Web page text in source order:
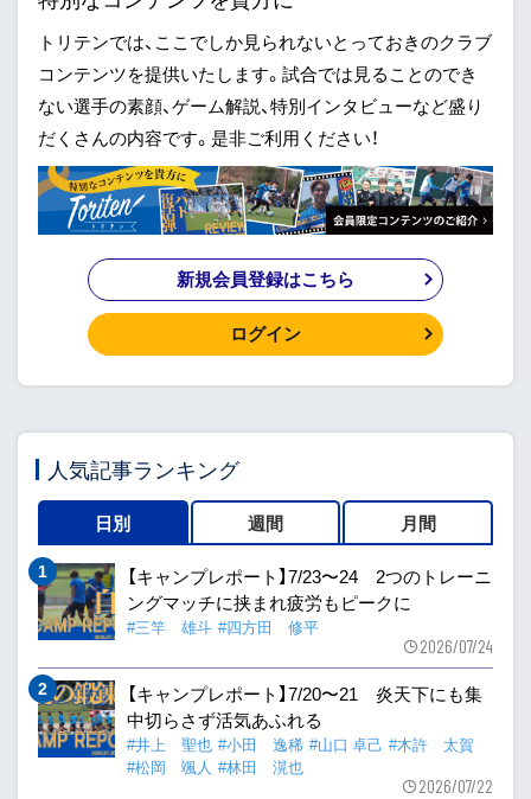
トリテンでは、ここでしか見られないとっておきのクラブ
コンテンツを提供いたします。試合では見ることのでき
ない選手の素顔、ゲーム解説、特別インタビューなど盛り
だくさんの内容です。是非ご利用ください！
新規会員登録はこちら
ログイン
人気記事ランキング
日別 週間 月間
【キャンプレポート】7/23〜24 2つのトレーニ
ングマッチに挟まれ疲労もピークに
#三竿 雄斗 #四方田 修平
2026/07/24
【キャンプレポート】7/20〜21 炎天下にも集
中切らさず活気あふれる
#井上 聖也 #小田 逸稀 #山口 卓己 #木許 太賀
#松岡 颯人 #林田 滉也
2026/07/22